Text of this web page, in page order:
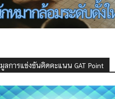
ลการแข่งขันคิดคะแนน GAT Point